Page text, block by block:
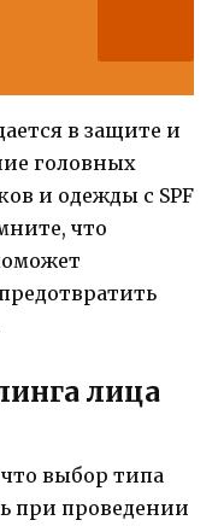
в защите и
головных
и одежды с SPF
что
лица
выбор типа
при проведении